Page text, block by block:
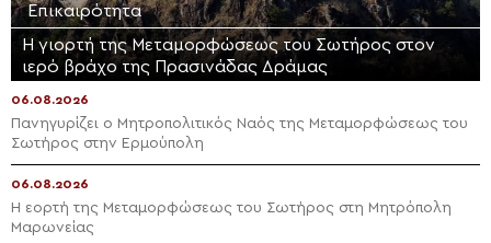
Επικαιρότητα
Η γιορτή της Μεταμορφώσεως του Σωτήρος στον
ιερό βράχο της Πρασινάδας Δράμας
06.08.2026
Πανηγυρίζει ο Μητροπολιτικός Ναός της Μεταμορφώσεως του
Σωτήρος στην Ερμούπολη
06.08.2026
Η εορτή της Μεταμορφώσεως του Σωτήρος στη Μητρόπολη
Μαρωνείας